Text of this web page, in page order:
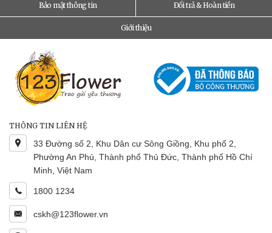
Bảo mật thông tin Đổi trả & Hoàn tiền
Giới thiệu
THÔNG TIN LIÊN HỆ
33 Đường số 2, Khu Dân cư Sông Giồng, Khu phố 2,
Phường An Phú, Thành phố Thủ Đức, Thành phố Hồ Chí
Minh, Việt Nam
1800 1234
cskh@123flower.vn